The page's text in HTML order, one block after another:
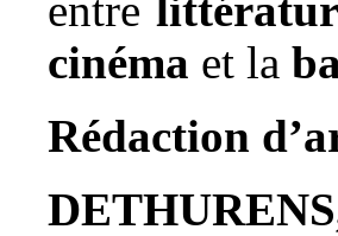
cinéma et la
Rédaction